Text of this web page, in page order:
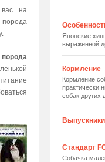
вас на
порода
порода
Японские
выраженной
Кормление
Кормление
практически
собак других
Стандарт
Собачка